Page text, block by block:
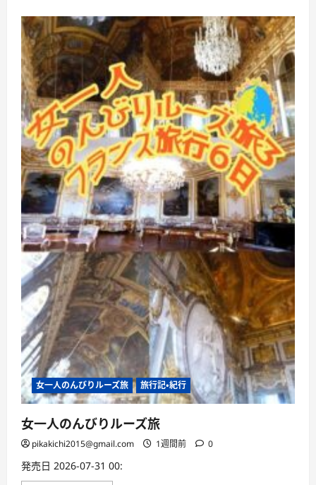
女一人のんびりルーズ旅 旅行記・紀行
女一人のんびりルーズ旅
pikakichi2015@gmail.com 1週間前 0
発売日 2026-07-31 00: